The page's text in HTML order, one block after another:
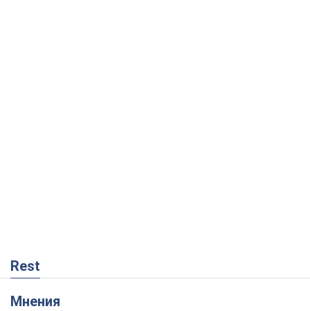
Rest
Мнения